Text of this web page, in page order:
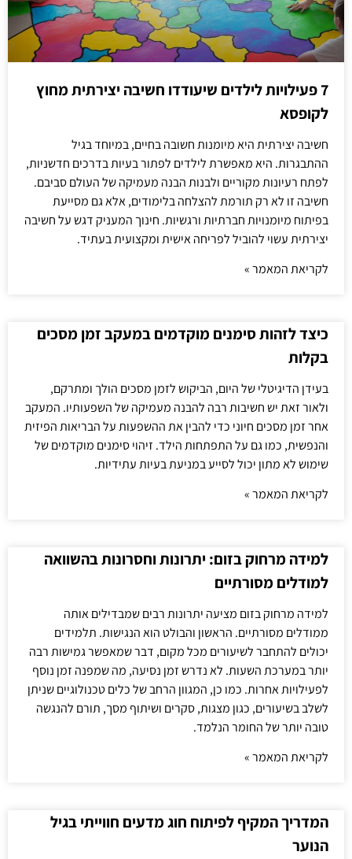
7 פעילויות לילדים שיעודדו חשיבה יצירתית מחוץ
לקופסא
חשיבה יצירתית היא מיומנות חשובה בחיים, במיוחד בגיל
ההתבגרות. היא מאפשרת לילדים לפתור בעיות בדרכים חדשניות,
לפתח רעיונות מקוריים ולבנות הבנה מעמיקה של העולם סביבם.
חשיבה זו לא רק תורמת להצלחה בלימודים, אלא גם מסייעת
בפיתוח מיומנויות חברתיות ורגשיות. חינוך המעניק דגש על חשיבה
יצירתית עשוי להוביל לפריחה אישית ומקצועית בעתיד.
לקריאת המאמר »
כיצד לזהות סימנים מוקדמים במעקב זמן מסכים
בקלות
בעידן הדיגיטלי של היום, הביקוש לזמן מסכים הולך ומתרקם,
ולאור זאת יש חשיבות רבה להבנה מעמיקה של השפעותיו. המעקב
אחר זמן מסכים חיוני כדי להבין את ההשפעות על הבריאות הפיזית
והנפשית, כמו גם על התפתחות הילד. זיהוי סימנים מוקדמים של
שימוש לא מתון יכול לסייע במניעת בעיות עתידיות.
לקריאת המאמר »
למידה מרחוק בזום: יתרונות וחסרונות בהשוואה
למודלים מסורתיים
למידה מרחוק בזום מציעה יתרונות רבים שמבדילים אותה
ממודלים מסורתיים. הראשון והבולט הוא הנגישות. תלמידים
יכולים להתחבר לשיעורים מכל מקום, דבר שמאפשר גמישות רבה
יותר במערכת השעות. לא נדרש זמן נסיעה, מה שמפנה זמן נוסף
לפעילויות אחרות. כמו כן, המגוון הרחב של כלים טכנולוגיים שניתן
לשלב בשיעורים, כגון מצגות, סקרים ושיתוף מסך, תורם להנגשה
טובה יותר של החומר הנלמד.
לקריאת המאמר »
המדריך המקיף לפיתוח חוג מדעים חווייתי בגיל
הנוער